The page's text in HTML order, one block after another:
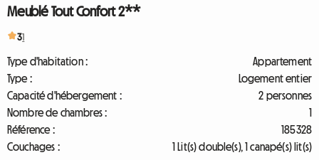
Meublé Tout Confort 2**
31
Type d'habitation :
Appartement
Type :
Logement entier
Capacité d'hébergement :
2 personnes
Nombre de chambres :
1
Référence :
185328
Couchages :
1 Lit(s) double(s), 1 canapé(s) lit(s)